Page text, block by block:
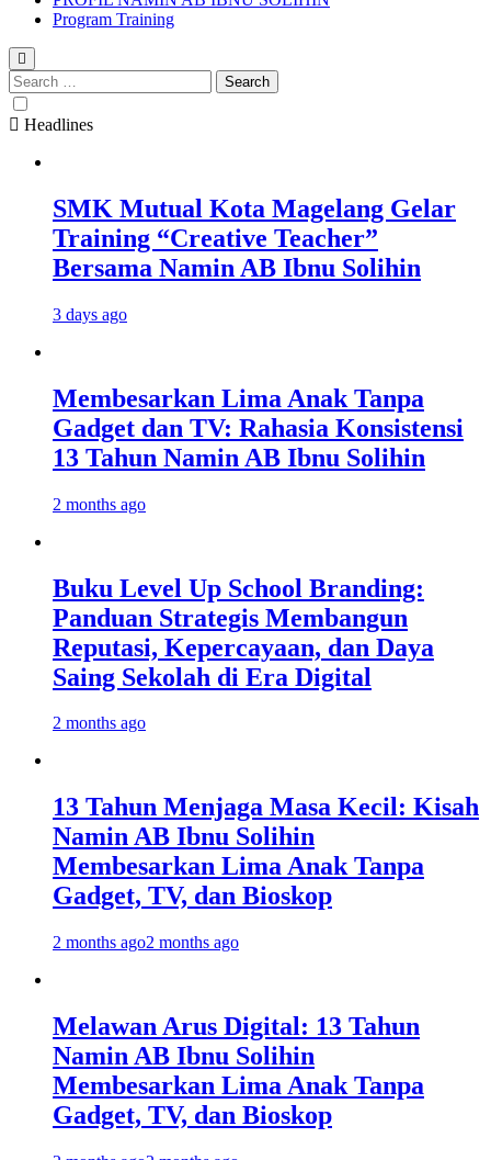
Program Training
Search
for:
Headlines
SMK Mutual Kota Magelang Gelar
Training “Creative Teacher”
Bersama Namin AB Ibnu Solihin
3 days ago
Membesarkan Lima Anak Tanpa
Gadget dan TV: Rahasia Konsistensi
13 Tahun Namin AB Ibnu Solihin
2 months ago
Buku Level Up School Branding:
Panduan Strategis Membangun
Reputasi, Kepercayaan, dan Daya
Saing Sekolah di Era Digital
2 months ago
13 Tahun Menjaga Masa Kecil: Kisah
Namin AB Ibnu Solihin
Membesarkan Lima Anak Tanpa
Gadget, TV, dan Bioskop
2 months ago2 months ago
Melawan Arus Digital: 13 Tahun
Namin AB Ibnu Solihin
Membesarkan Lima Anak Tanpa
Gadget, TV, dan Bioskop